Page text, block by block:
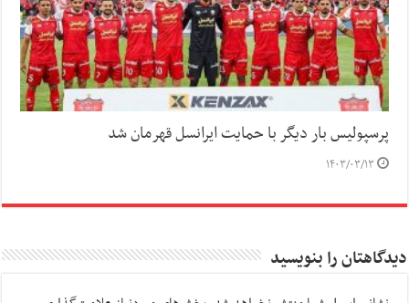
پرسپولیس بار دیگر با حمایت ایرانسل قهرمان شد
۱۴۰۳/۰۳/۱۳
دیدگاهتان را بنویسید